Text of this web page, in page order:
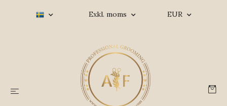
Exkl. moms EUR